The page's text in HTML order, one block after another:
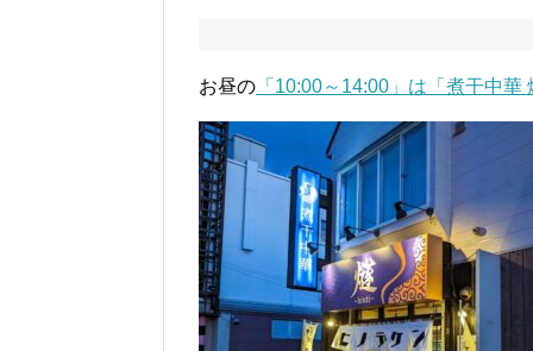
お昼の 「10:00～14:00」は「煮干中華